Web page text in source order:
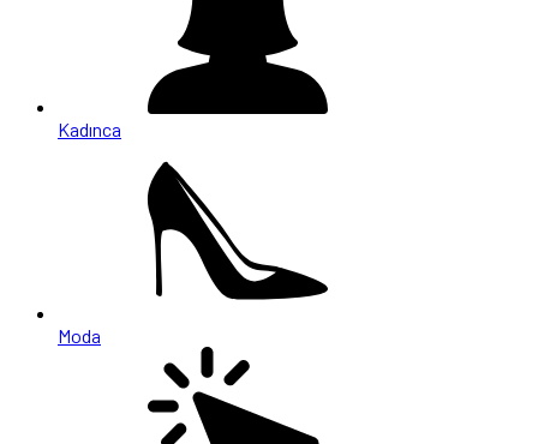
Kadınca
Moda